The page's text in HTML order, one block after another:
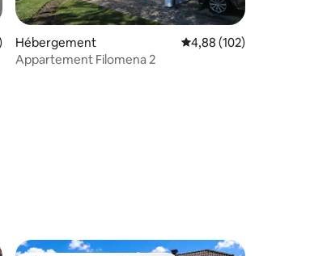
sur 5
sur la base de 110 commentaires : 4,83 sur 5
Hébergement Évaluation moyenne
4,88 (102)
Appartement Filomena 2